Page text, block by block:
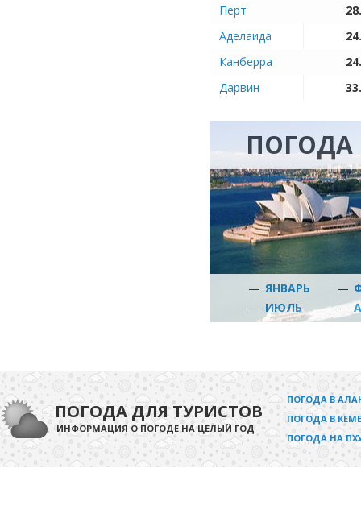
Перт
Аделаида
Канберра
Дарвин
ПОГОДА
— ЯНВАРЬ —
— ИЮЛЬ —
ПОГОДА ДЛЯ ТУРИСТОВ
ИНФОРМАЦИЯ О ПОГОДЕ НА ЦЕЛЫЙ ГОД
ПОГОДА В
ПОГОДА В
ПОГОДА НА